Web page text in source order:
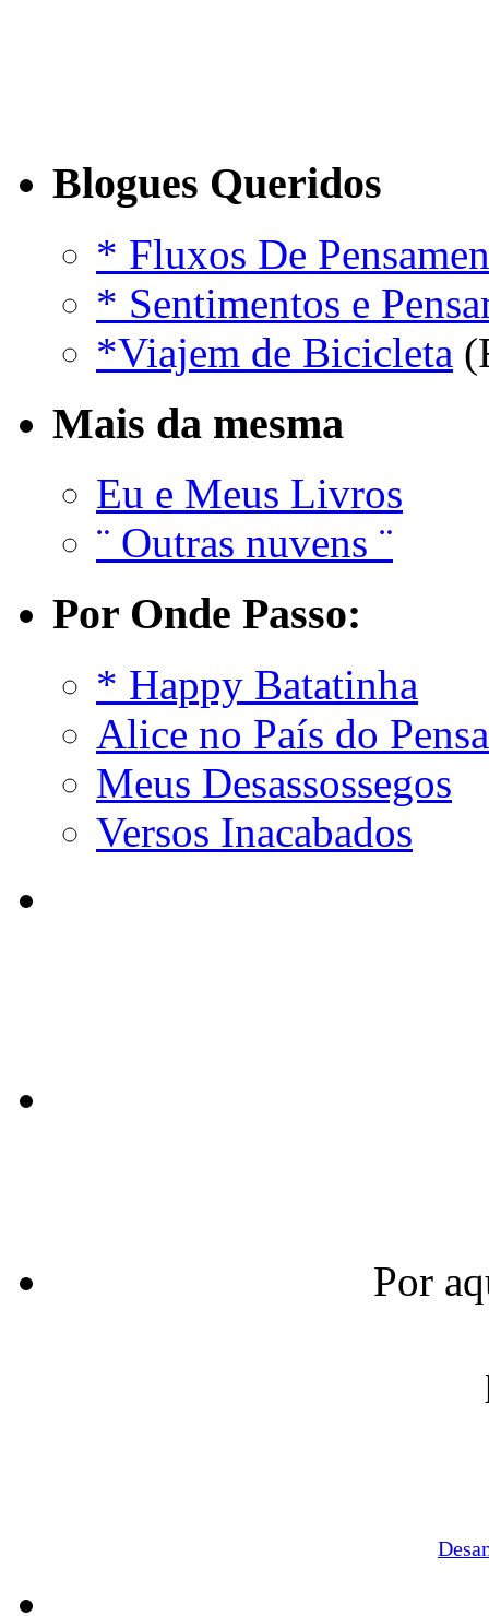
Blogues Queridos
* Fluxos De
* Sentimentos e
*Viajem de Bicicleta
Mais da mesma
Eu e Meus Livros
¨ Outras nuvens ¨
Por Onde Passo:
* Happy Batatinha
Alice no País do
Meus Desassossegos
Versos Inacabados
Por